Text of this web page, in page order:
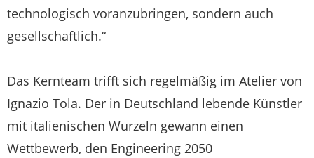
technologisch voranzubringen, sondern auch
gesellschaftlich.“
Das Kernteam trifft sich regelmäßig im Atelier von
Ignazio Tola. Der in Deutschland lebende Künstler
mit italienischen Wurzeln gewann einen
Wettbewerb, den Engineering 2050